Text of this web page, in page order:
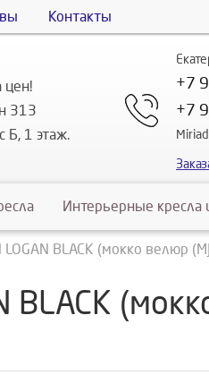
Контакты
цен!
313
Б, 1 этаж.
+7
+7
Интерьерные кресла
LOGAN BLACK (мокко велюр
BLACK